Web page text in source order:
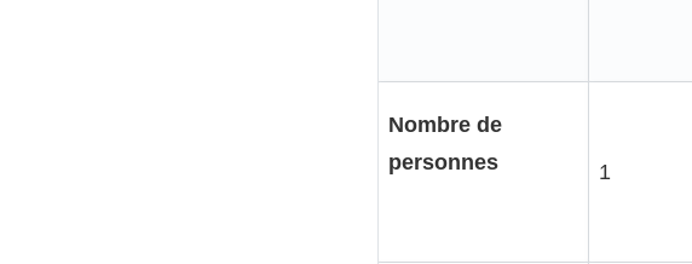
Nombre de
personnes
1